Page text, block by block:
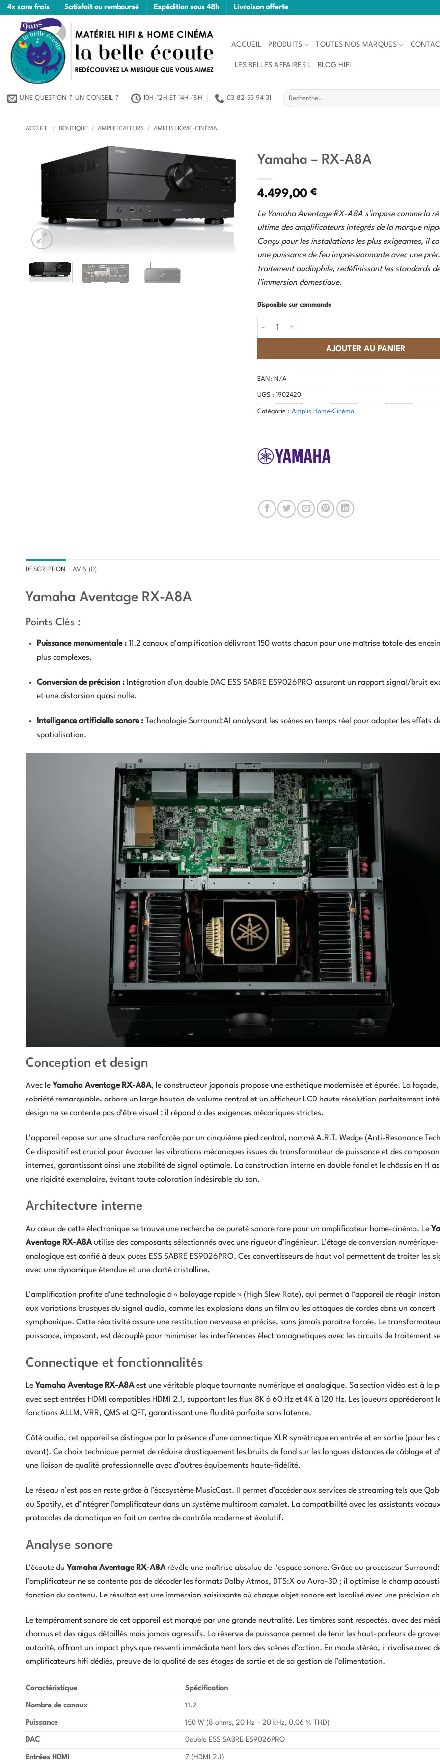
Passer
contenu
4x sans frais Satisfait ou remboursé Expédition sous 48h Livraison offerte
ACCUEIL PRODUITS TOUTES NOS MARQUES
LES BELLES AFFAIRES ! BLOG HIFI
UNE QUESTION ? UN CONSEIL ? 10H-12H ET 14H-18H 03 82 53 94 31
Recherche
pour :
ACCUEIL / BOUTIQUE / AMPLIFICATEURS / AMPLIS HOME-CINÉMA
Yamaha – RX-A8A
4.499,00 €
Le Yamaha Aventage RX-A8A s’impose comme la
ultime des amplificateurs intégrés de la marque
Conçu pour les installations les plus exigeantes, il
une puissance de feu impressionnante avec une
traitement audiophile, redéfinissant les standards de
l’immersion domestique.
Disponible sur commande
quantité de Yamaha - RX-A8A
AJOUTER AU PANIER
EAN: N/A
UGS : 1902420
Catégorie : Amplis Home-Cinéma
DESCRIPTION AVIS (0)
Yamaha Aventage RX-A8A
Points Clés :
Puissance monumentale :11.2 canaux d’amplification délivrant 150 watts chacun pour une maîtrise totale des
plus complexes.
Conversion de précision :Intégration d’un double DAC ESS SABRE ES9026PRO assurant un rapport signal/bruit
et une distorsion quasi nulle.
Intelligence artificielle sonore :Technologie Surround:AI analysant les scènes en temps réel pour adapter les effets
spatialisation.
Conception et design
Avec le Yamaha Aventage RX-A8A, le constructeur japonais propose une esthétique modernisée et épurée. La façade,
sobriété remarquable, arbore un large bouton de volume central et un afficheur LCD haute résolution parfaitement
design ne se contente pas d’être visuel : il répond à des exigences mécaniques strictes.
L’appareil repose sur une structure renforcée par un cinquième pied central, nommé A.R.T. Wedge (Anti-Resonance
Ce dispositif est crucial pour évacuer les vibrations mécaniques issues du transformateur de puissance et des
internes, garantissant ainsi une stabilité de signal optimale. La construction interne en double fond et le châssis en H
une rigidité exemplaire, évitant toute coloration indésirable du son.
Architecture interne
Au cœur de cette électronique se trouve une recherche de pureté sonore rare pour un amplificateur home-cinéma. Le
Aventage RX-A8Autilise des composants sélectionnés avec une rigueur d’ingénieur. L’étage de conversion numérique-
analogique est confié à deux puces ESS SABRE ES9026PRO. Ces convertisseurs de haut vol permettent de traiter les
avec une dynamique étendue et une clarté cristalline.
L’amplification profite d’une technologie à « balayage rapide » (High Slew Rate), qui permet à l’appareil de réagir
aux variations brusques du signal audio, comme les explosions dans un film ou les attaques de cordes dans un concert
symphonique. Cette réactivité assure une restitution nerveuse et précise, sans jamais paraître forcée. Le
puissance, imposant, est découplé pour minimiser les interférences électromagnétiques avec les circuits de traitement
Connectique et fonctionnalités
Le Yamaha Aventage RX-A8Aest une véritable plaque tournante numérique et analogique. Sa section vidéo est à la
avec sept entrées HDMI compatibles HDMI 2.1, supportant les flux 8K à 60 Hz et 4K à 120 Hz. Les joueurs apprécieront
fonctions ALLM, VRR, QMS et QFT, garantissant une fluidité parfaite sans latence.
Côté audio, cet appareil se distingue par la présence d’une connectique XLR symétrique en entrée et en sortie (pour les
avant). Ce choix technique permet de réduire drastiquement les bruits de fond sur les longues distances de câblage et
une liaison de qualité professionnelle avec d’autres équipements haute-fidélité.
Le réseau n’est pas en reste grâce à l’écosystème MusicCast. Il permet d’accéder aux services de streaming tels que
ou Spotify, et d’intégrer l’amplificateur dans un système multiroom complet. La compatibilité avec les assistants
protocoles de domotique en fait un centre de contrôle moderne et évolutif.
Analyse sonore
L’écoute du Yamaha Aventage RX-A8Arévèle une maîtrise absolue de l’espace sonore. Grâce au processeur
l’amplificateur ne se contente pas de décoder les formats Dolby Atmos, DTS:X ou Auro-3D ; il optimise le champ
fonction du contenu. Le résultat est une immersion saisissante où chaque objet sonore est localisé avec une précision
Le tempérament sonore de cet appareil est marqué par une grande neutralité. Les timbres sont respectés, avec des
charnus et des aigus détaillés mais jamais agressifs. La réserve de puissance permet de tenir les haut-parleurs de
autorité, offrant un impact physique ressenti immédiatement lors des scènes d’action. En mode stéréo, il rivalise avec
amplificateurs hifi dédiés, preuve de la qualité de ses étages de sortie et de sa gestion de l’alimentation.
Caractéristique Spécification
Nombre de canaux 11.2
Puissance 150 W (8 ohms, 20 Hz – 20 kHz, 0,06 % THD)
DAC Double ESS SABRE ES9026PRO
Entrées HDMI 7 (HDMI 2.1)